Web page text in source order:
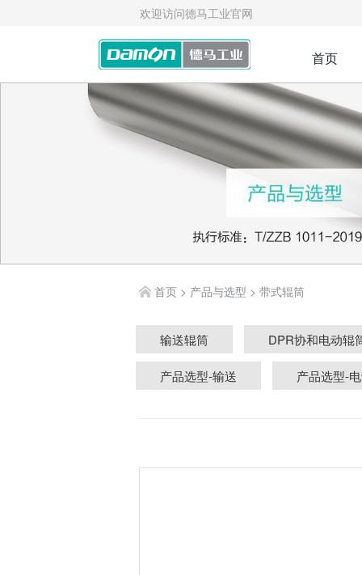
欢迎访问德马工业官网
首页
首页 > 产品与选型 > 带式辊筒
输送辊筒 DPR协和电动辊
产品选型-输送 产品选型-